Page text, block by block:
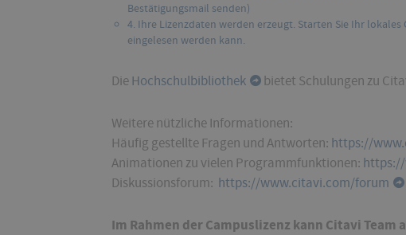
Bestätigungsmail senden)
4. Ihre Lizenzdaten werden erzeugt. Starten Sie Ihr
eingelesen werden kann.
DieHochschulbibliothek bietet Schulungen zu
Weitere nützliche Informationen:
Häufig gestellte Fragen und Antworten: https://
Animationen zu vielen Programmfunktionen:
Diskussionsforum: https://www.citavi.com/forum
Im Rahmen der Campuslizenz kann Citavi